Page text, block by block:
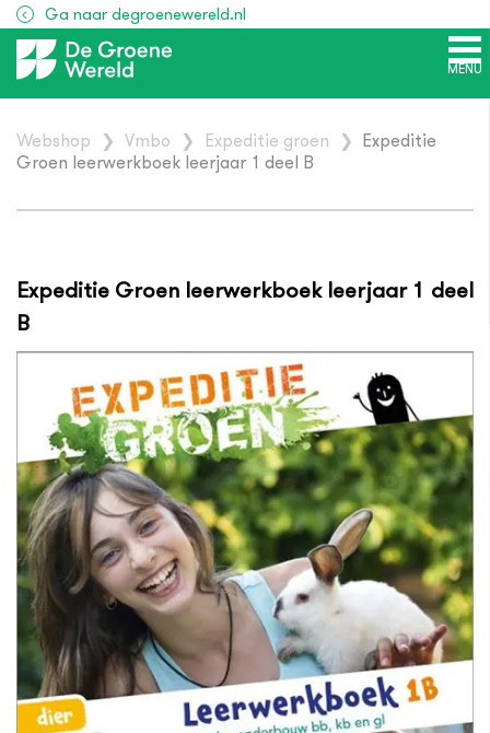
Ga naar degroenewereld.nl
MENU
Webshop ❯ Vmbo ❯ Expeditie groen ❯ Expeditie
Groen leerwerkboek leerjaar 1 deel B
Expeditie Groen leerwerkboek leerjaar 1 deel
B